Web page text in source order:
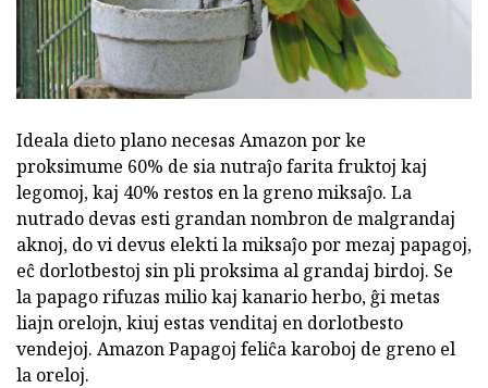
Ideala dieto plano necesas Amazon por ke
proksimume 60% de sia nutraĵo farita fruktoj kaj
legomoj, kaj 40% restos en la greno miksaĵo. La
nutrado devas esti grandan nombron de malgrandaj
aknoj, do vi devus elekti la miksaĵo por mezaj papagoj,
eĉ dorlotbestoj sin pli proksima al grandaj birdoj. Se
la papago rifuzas milio kaj kanario herbo, ĝi metas
liajn orelojn, kiuj estas venditaj en dorlotbesto
vendejoj. Amazon Papagoj feliĉa karoboj de greno el
la oreloj.